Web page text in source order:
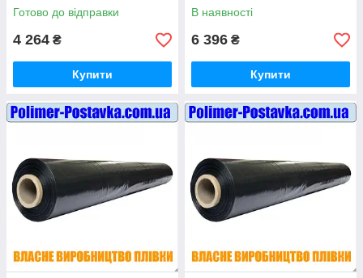
Готово до відправки
4 264 ₴
Купити
В наявності
6 396 ₴
Купити